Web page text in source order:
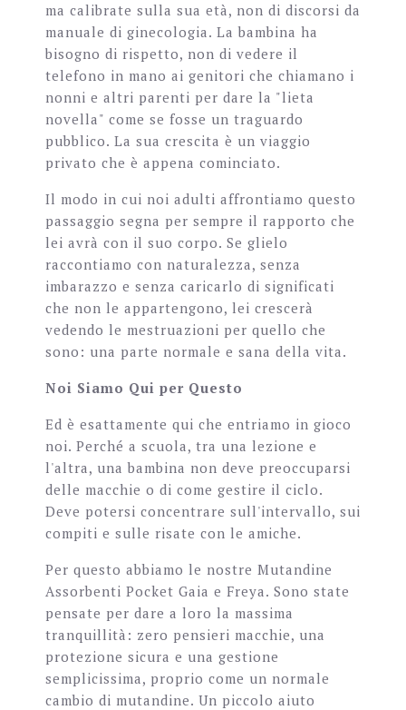
ma calibrate sulla sua età, non di discorsi da
manuale di ginecologia. La bambina ha
bisogno di rispetto, non di vedere il
telefono in mano ai genitori che chiamano i
nonni e altri parenti per dare la "lieta
novella" come se fosse un traguardo
pubblico. La sua crescita è un viaggio
privato che è appena cominciato.
Il modo in cui noi adulti affrontiamo questo
passaggio segna per sempre il rapporto che
lei avrà con il suo corpo. Se glielo
raccontiamo con naturalezza, senza
imbarazzo e senza caricarlo di significati
che non le appartengono, lei crescerà
vedendo le mestruazioni per quello che
sono: una parte normale e sana della vita.
Noi Siamo Qui per Questo
Ed è esattamente qui che entriamo in gioco
noi. Perché a scuola, tra una lezione e
l'altra, una bambina non deve preoccuparsi
delle macchie o di come gestire il ciclo.
Deve potersi concentrare sull'intervallo, sui
compiti e sulle risate con le amiche.
Per questo abbiamo le nostre Mutandine
Assorbenti Pocket Gaia e Freya. Sono state
pensate per dare a loro la massima
tranquillità: zero pensieri macchie, una
protezione sicura e una gestione
semplicissima, proprio come un normale
cambio di mutandine. Un piccolo aiuto